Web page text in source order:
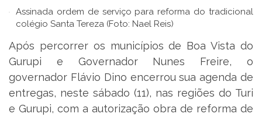
Assinada ordem de serviço para reforma do tradicional
colégio Santa Tereza (Foto: Nael Reis)
Após percorrer os municípios de Boa Vista do
Gurupi e Governador Nunes Freire, o
governador Flávio Dino encerrou sua agenda de
entregas, neste sábado (11), nas regiões do Turi
e Gurupi, com a autorização obra de reforma de